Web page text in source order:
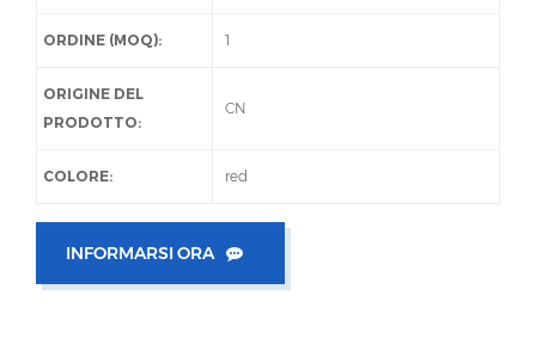
ORDINE (MOQ): 1
ORIGINE DEL
PRODOTTO:
CN
COLORE: red
INFORMARSI ORA